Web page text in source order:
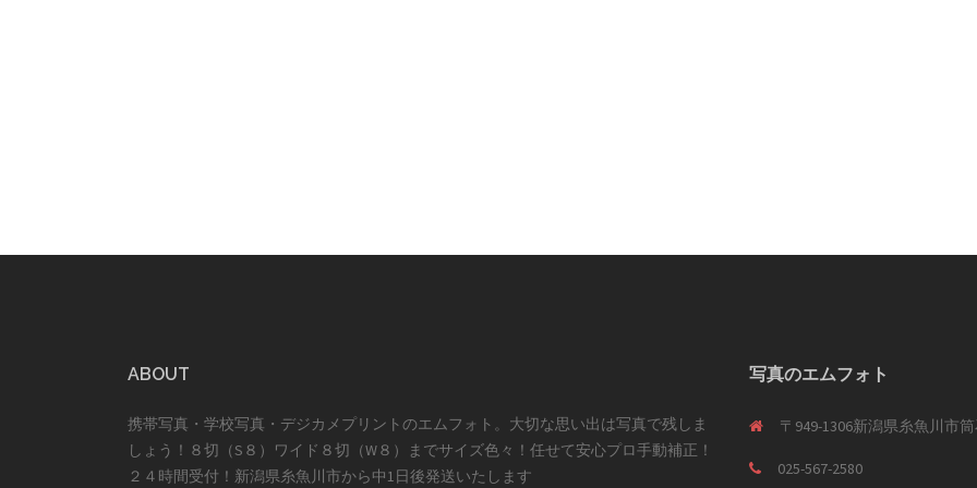
ABOUT
携帯写真・学校写真・デジカメプリントのエムフォト。大切な思い出は写真で残しま
しょう！８切（S８）ワイド８切（W８）までサイズ色々！任せて安心プロ手動補正！
２４時間受付！新潟県糸魚川市から中1日後発送いたします
写真のエムフォト
〒949-1306新潟県糸魚川市
025-567-2580